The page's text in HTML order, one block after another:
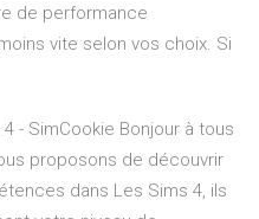
de performance
vite selon vos choix. Si
- SimCookie Bonjour à tous
proposons de découvrir
dans Les Sims 4, ils